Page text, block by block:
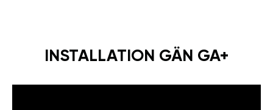
INSTALLATION GÄN GA+